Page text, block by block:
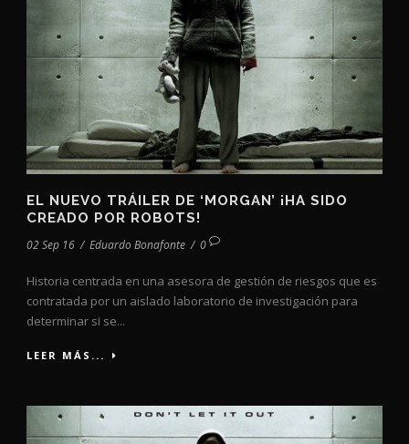
EL NUEVO TRÁILER DE ‘MORGAN’ ¡HA SIDO
CREADO POR ROBOTS!
02 Sep 16 / Eduardo Bonafonte / 0
Historia centrada en una asesora de gestión de riesgos que es
contratada por un aislado laboratorio de investigación para
determinar si se...
LEER MÁS...